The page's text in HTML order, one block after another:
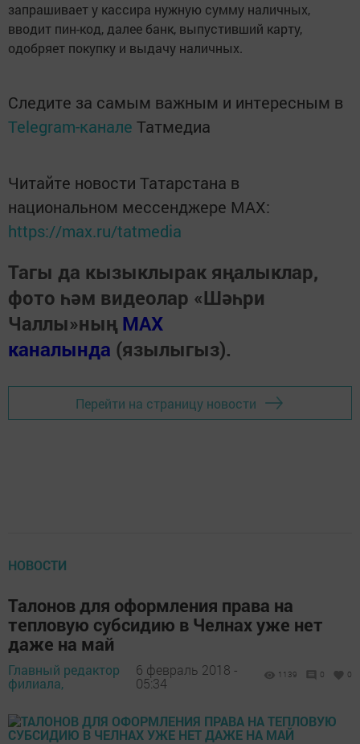
запрашивает у кассира нужную сумму наличных,
вводит пин-код, далее банк, выпустивший карту,
одобряет покупку и выдачу наличных.
Следите за самым важным и интересным в
Telegram-канале Татмедиа
Читайте новости Татарстана в
национальном мессенджере MАХ:
https://max.ru/tatmedia
Тагы да кызыклырак яңалыклар,
фото һәм видеолар «Шәһри
Чаллы»ның MAX
каналында (язылыгыз).
Перейти на страницу новости
НОВОСТИ
Талонов для оформления права на
тепловую субсидию в Челнах уже нет
даже на май
Главный редактор
филиала,
6 февраль 2018 -
05:34
1139 0 0